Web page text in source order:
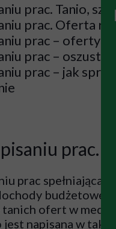
prac. Tanio,
prac. Oferta
prac – oferty
prac –
prac – jak
prac.
prac spełniająca
budżetowe,
ofert w
napisana w taki